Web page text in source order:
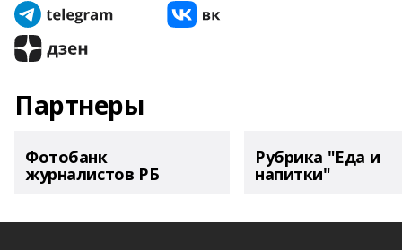
Партнеры
Фотобанк
журналистов РБ
Рубрика "Еда и
напитки"